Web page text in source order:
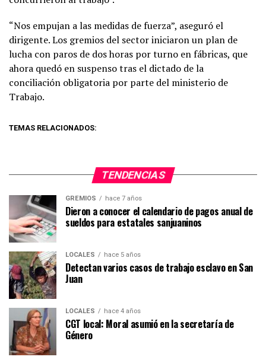
“Nos empujan a las medidas de fuerza”, aseguró el
dirigente. Los gremios del sector iniciaron un plan de
lucha con paros de dos horas por turno en fábricas, que
ahora quedó en suspenso tras el dictado de la
conciliación obligatoria por parte del ministerio de
Trabajo.
TEMAS RELACIONADOS:
TENDENCIAS
GREMIOS hace 7 años
Dieron a conocer el calendario de pagos anual de
sueldos para estatales sanjuaninos
LOCALES hace 5 años
Detectan varios casos de trabajo esclavo en San
Juan
LOCALES hace 4 años
CGT local: Moral asumió en la secretaría de
Género